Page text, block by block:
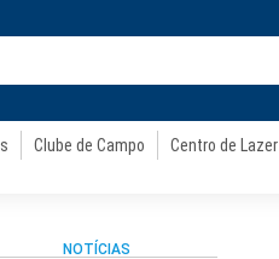
Clube de Campo Centro de Lazer
NOTÍCIAS